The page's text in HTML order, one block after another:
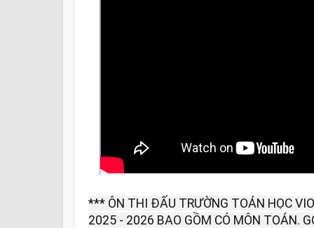
*** ÔN THI ĐẤU TRƯỜNG TOÁN HỌC
2025 - 2026 BAO GỒM CÓ MÔN TOÁN.